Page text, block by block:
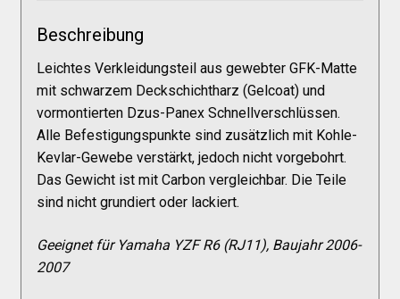
Kasse
Mein Konto
Beschreibung
Leichtes Verkleidungsteil aus gewebter GFK-Matte
mit schwarzem Deckschichtharz (Gelcoat) und
vormontierten Dzus-Panex Schnellverschlüssen.
Alle Befestigungspunkte sind zusätzlich mit Kohle-
Kevlar-Gewebe verstärkt, jedoch nicht vorgebohrt.
Das Gewicht ist mit Carbon vergleichbar. Die Teile
sind nicht grundiert oder lackiert.
Geeignet für Yamaha YZF R6 (RJ11), Baujahr 2006-
2007